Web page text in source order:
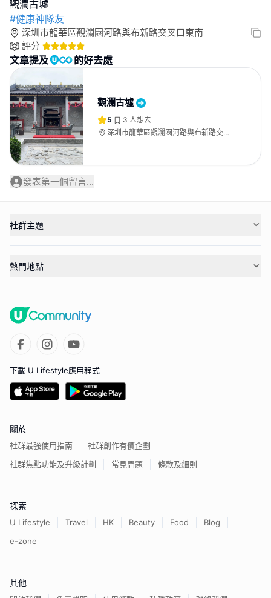
#健康神隊友
深圳市龍華區觀瀾園河路與布新路交叉口東南
評分
文章提及 的好去處
觀瀾古墟
5 3 人想去
深圳市龍華區觀瀾園河路與布新路交叉
發表第一個留言...
社群主題
熱門地點
下載 U Lifestyle應用程式
關於
社群最強使用指南
社群創作有價企劃
社群焦點功能及升級計劃
常見問題 條款及細則
探索
U Lifestyle Travel HK Beauty Food
Blog
e-zone
其他